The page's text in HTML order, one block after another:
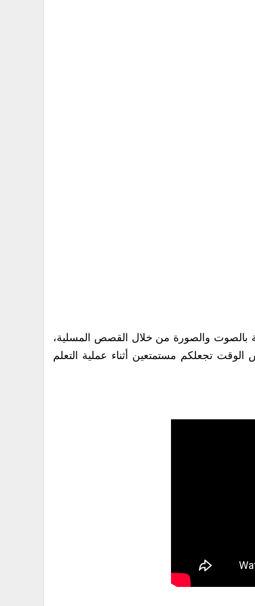
بالصوت والصورة من خلال القصص المسلية،
تجعلكم مستمتعين أثناء عملية التعلم